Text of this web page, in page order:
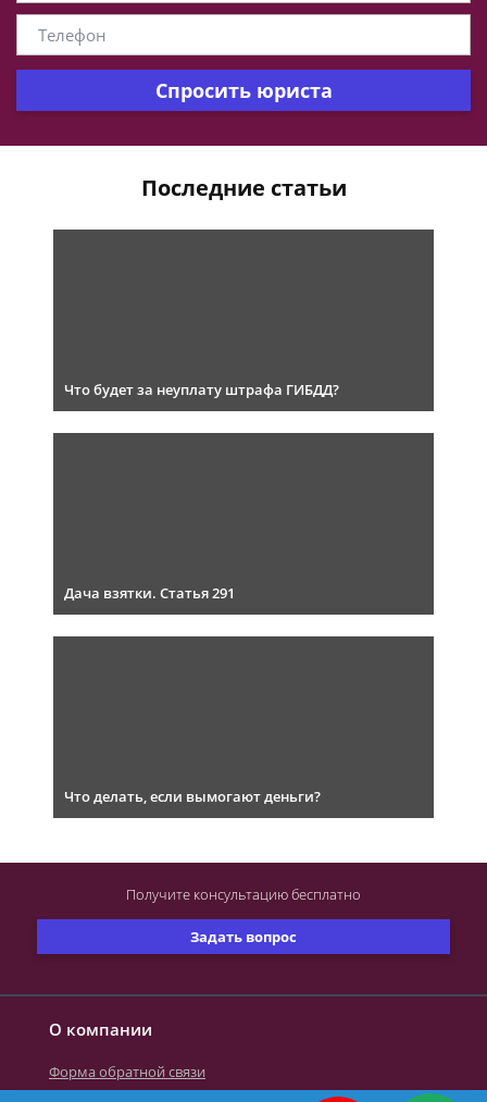
Спросить юриста
Последние статьи
Что будет за неуплату штрафа ГИБДД?
Дача взятки. Статья 291
Что делать, если вымогают деньги?
О компании
Форма обратной связи
Задать вопрос
Получите консультациюбесплатно